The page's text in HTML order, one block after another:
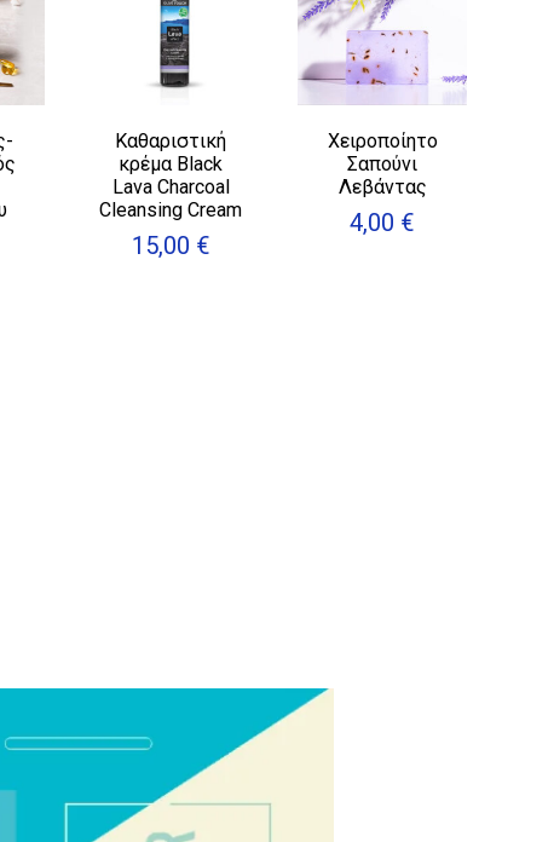
Καθαριστική
κρέμα Black
Lava Charcoal
Cleansing Cream
15,00 €
Χειροποίητο
Σαπούνι
Λεβάντας
4,00 €